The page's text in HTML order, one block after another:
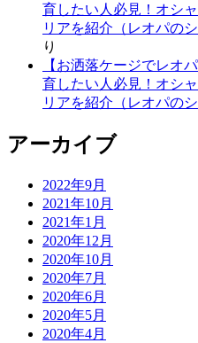
育したい人必見！オシ
リアを紹介（レオパのシ
り
【お洒落ケージでレオ
育したい人必見！オシ
リアを紹介（レオパのシ
アーカイブ
2022年9月
2021年10月
2021年1月
2020年12月
2020年10月
2020年7月
2020年6月
2020年5月
2020年4月